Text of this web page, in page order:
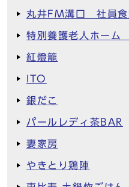
丸井FM溝口 社員食
特別養護老人ホー
紅燈籠
ITO
銀だこ
パールレディ茶BAR
妻家房
やきとり鶏陣